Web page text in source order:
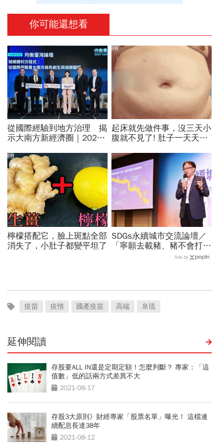
你可能還想看
從國際經驗到地方治理 揭
示大南方新經濟圈｜2026
起床就先做件事，沒三天小
腹就不見了! 肚子一天天變
PR
檸檬搭配它，臉上斑點全部
消失了，小肚子都變平坦了
PR
SDGs永續城市交流論壇／
「寧願去載豬、豬不會打
1999」翻轉客運司機荒！
Ads by
疫苗 疫情 國產疫苗 高端 帛琉
延伸閱讀
存股要ALL IN還是定期定額！怎麼判斷？ 專家：「這
值數」低的話兩方式差異不大
2021-08-17
存股3大原則》財經專家「股票名單」曝光！ 這檔連
續配息長達38年
2021-08-12